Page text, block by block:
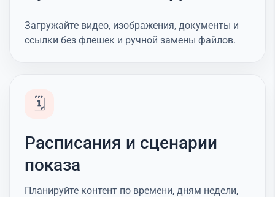
Загружайте видео, изображения, документы и
ссылки без флешек и ручной замены файлов.
🗓️
Расписания и сценарии
показа
Планируйте контент по времени, дням недели,